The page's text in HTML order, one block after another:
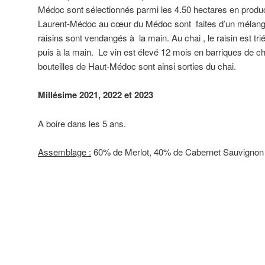
Médoc sont sélectionnés parmi les 4.50 hectares en
Laurent-Médoc au cœur du Médoc sont faites d’un
raisins sont vendangés à la main. Au chai , le raisin est
puis à la main. Le vin est élevé 12 mois en barriques de
bouteilles de Haut-Médoc sont ainsi sorties du chai.
Millésime 2021, 2022 et 2023
A boire dans les 5 ans.
Assemblage : 60% de Merlot, 40% de Cabernet Sauvignon